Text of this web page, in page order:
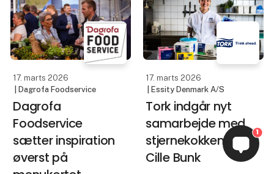
17. marts 2026
| Dagrofa Foodservice
Dagrofa
Foodservice
sætter inspiration
øverst på
17. marts 2026
| Essity Denmark A/S
Tork indgår nyt
samarbejde med
stjernekokken
Cille Bunk
1